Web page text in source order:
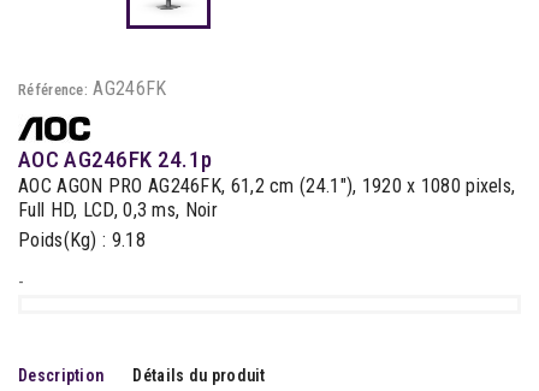
Référence: AG246FK
AOC AG246FK 24.1p
AOC AGON PRO AG246FK, 61,2 cm (24.1"), 1920 x 1080 pixels,
Full HD, LCD, 0,3 ms, Noir
Poids(Kg) : 9.18
-
Description Détails du produit